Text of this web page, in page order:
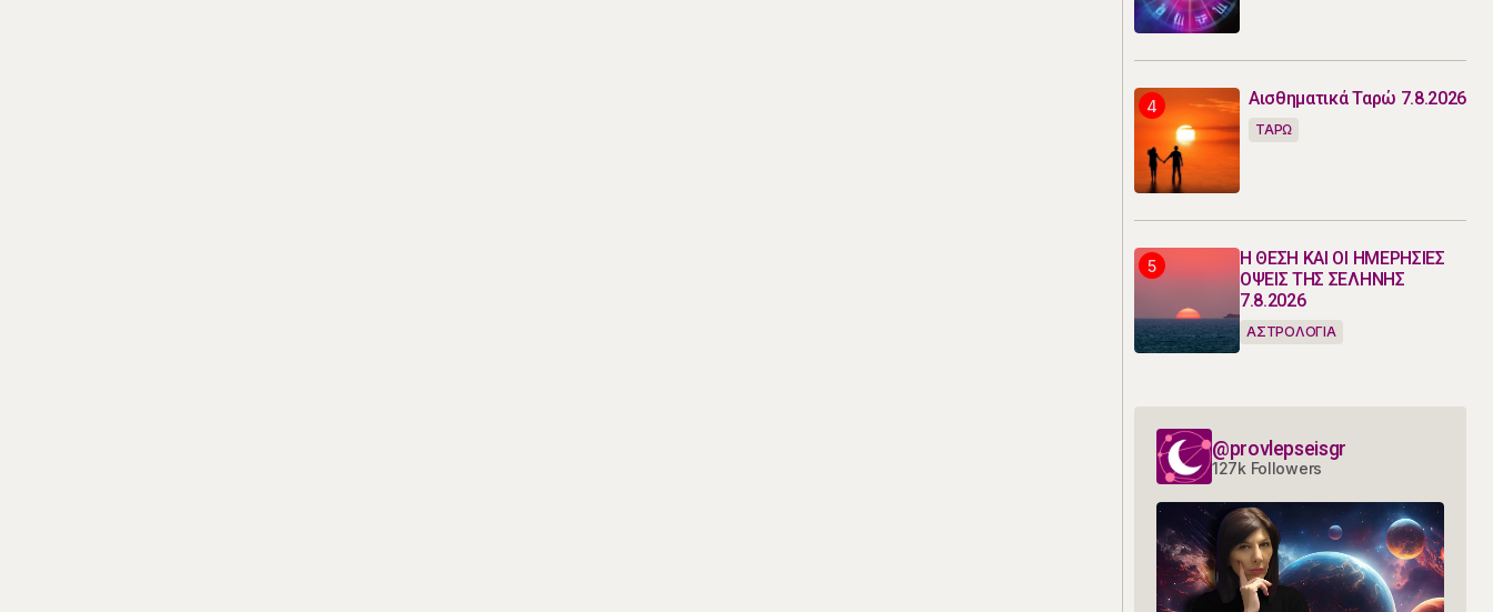
Αισθηματικά Ταρώ 7.8.2026
ΤΑΡΩ
Η ΘΕΣΗ ΚΑΙ ΟΙ ΗΜΕΡΗΣΙΕΣ
ΟΨΕΙΣ ΤΗΣ ΣΕΛΗΝΗΣ
7.8.2026
ΑΣΤΡΟΛΟΓΙΑ
@provlepseisgr
127k Followers